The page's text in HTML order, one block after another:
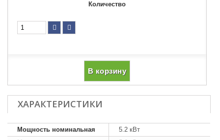
Количество
В корзину
ХАРАКТЕРИСТИКИ
Мощность номинальная
5.2 кВт